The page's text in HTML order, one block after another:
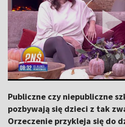
Publiczne czy niepubliczne
pozbywają się dzieci z tak
Orzeczenie przykleja się do